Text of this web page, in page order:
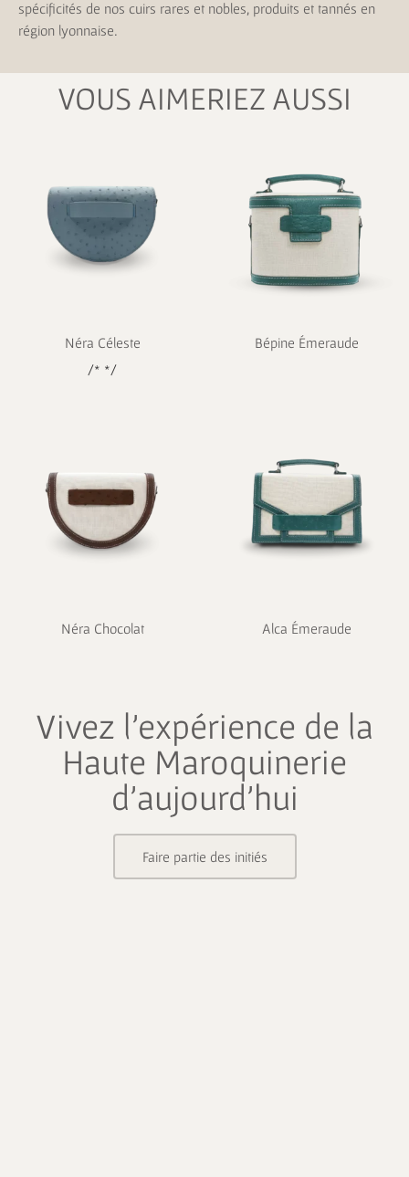
spécificités de nos cuirs rares et nobles, produits et tannés en
région lyonnaise.
VOUS AIMERIEZ AUSSI
Néra Céleste
/* */
Bépine Émeraude
Néra Chocolat Alca Émeraude
Vivez l’expérience de la
Haute Maroquinerie
d’aujourd’hui
Faire partie des initiés